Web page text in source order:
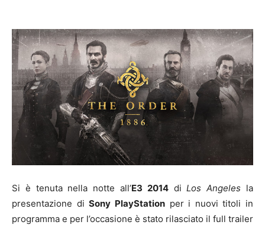
Si è tenuta nella notte all’E3 2014diLos Angeles la
presentazione diSony PlayStationper i nuovi titoli in
programma e per l’occasione è stato rilasciato il full trailer